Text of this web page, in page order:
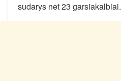
sudarys net 23 garsiakalbiai.